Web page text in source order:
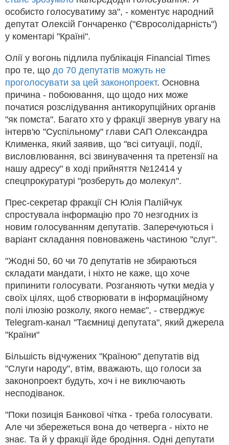
особисто голосуватиму за", - коментує народний
депутат Олексій Гончаренко ("Євросолідарність")
у коментарі "Країні".
Олії у вогонь підлила публікація Financial Times
про те, що до 70 депутатів можуть не
проголосувати за цей законопроект. Основна
причина - побоювання, що щодо них може
початися розслідування антикорупційних органів
"як помста". Багато хто у фракції звернув увагу на
інтерв'ю "Суспільному" глави САП Олександра
Клименка, який заявив, що "всі ситуації, події,
висловлювання, всі звинувачення та претензії на
нашу адресу" в ході прийняття №12414 у
спецпрокуратурі "розберуть до молекул".
Прес-секретар фракції СН Юлія Палійчук
спростувала інформацію про 70 незгодних із
новим голосуванням депутатів. Заперечуються і
варіант складання повноважень частиною "слуг".
"Жодні 50, 60 чи 70 депутатів не збираються
складати мандати, і ніхто не каже, що хоче
припинити голосувати. Розганяють чутки медіа у
своїх цілях, щоб створювати в інформаційному
полі ілюзію розколу, якого немає", - стверджує
Telegram-канал "Таємниці депутата", який джерела
"Країни"
Більшість відчужених "Країною" депутатів від
"Слуги народу", втім, вважають, що голоси за
законопроект будуть, хоч і не виключають
несподіванок.
"Поки позиція Банкової чітка - треба голосувати.
Але чи збережеться вона до четверга - ніхто не
знає. Та й у фракції йде бродіння. Одні депутати